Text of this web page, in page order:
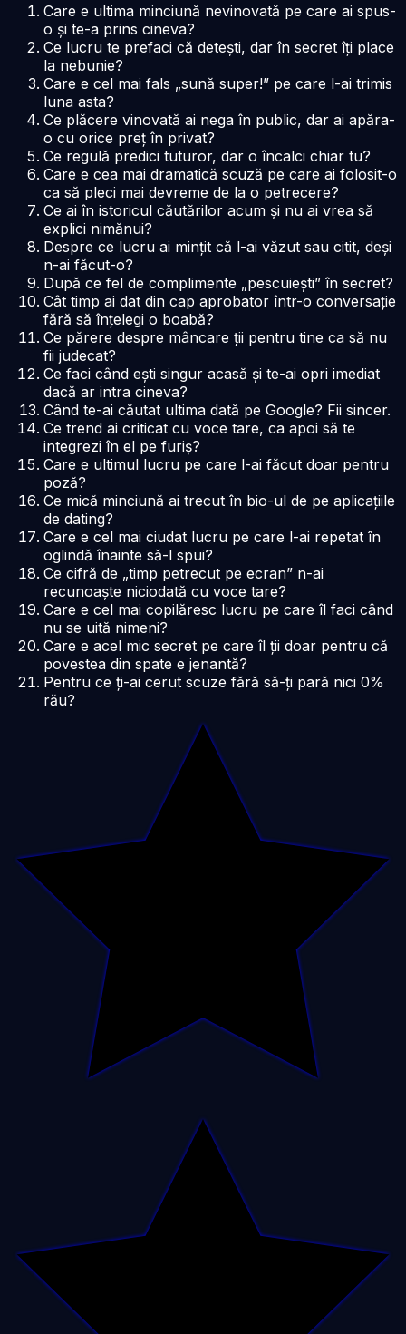
Care e ultima minciună nevinovată pe care ai spus-
o și te-a prins cineva?
Ce lucru te prefaci că detești, dar în secret îți place
la nebunie?
Care e cel mai fals „sună super!” pe care l-ai trimis
luna asta?
Ce plăcere vinovată ai nega în public, dar ai apăra-
o cu orice preț în privat?
Ce regulă predici tuturor, dar o încalci chiar tu?
Care e cea mai dramatică scuză pe care ai folosit-o
ca să pleci mai devreme de la o petrecere?
Ce ai în istoricul căutărilor acum și nu ai vrea să
explici nimănui?
Despre ce lucru ai mințit că l-ai văzut sau citit, deși
n-ai făcut-o?
După ce fel de complimente „pescuiești” în secret?
Cât timp ai dat din cap aprobator într-o conversație
fără să înțelegi o boabă?
Ce părere despre mâncare ții pentru tine ca să nu
fii judecat?
Ce faci când ești singur acasă și te-ai opri imediat
dacă ar intra cineva?
Când te-ai căutat ultima dată pe Google? Fii sincer.
Ce trend ai criticat cu voce tare, ca apoi să te
integrezi în el pe furiș?
Care e ultimul lucru pe care l-ai făcut doar pentru
poză?
Ce mică minciună ai trecut în bio-ul de pe aplicațiile
de dating?
Care e cel mai ciudat lucru pe care l-ai repetat în
oglindă înainte să-l spui?
Ce cifră de „timp petrecut pe ecran” n-ai
recunoaște niciodată cu voce tare?
Care e cel mai copilăresc lucru pe care îl faci când
nu se uită nimeni?
Care e acel mic secret pe care îl ții doar pentru că
povestea din spate e jenantă?
Pentru ce ți-ai cerut scuze fără să-ți pară nici 0%
rău?